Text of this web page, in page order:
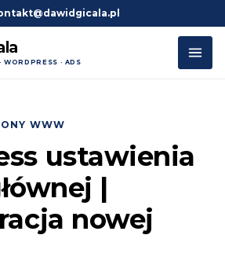
WORDPRESS · ADS
WWW
ustawienia
|
nowej